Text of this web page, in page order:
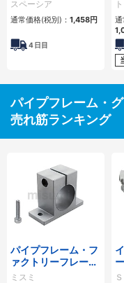
スペーシア
通常価格(税別)： 1,458円
4日目
通
パイプフレーム・
売れ筋ランキング
パイプフレーム・フ
ァクトリーフレーム
用アクセサリ
ミスミ